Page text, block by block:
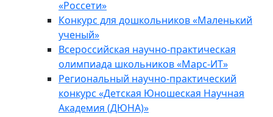
«Россети»
Конкурс для дошкольников «Маленький
ученый»
Всероссийская научно-практическая
олимпиада школьников «Марс-ИТ»
Региональный научно-практический
конкурс «Детская Юношеская Научная
Академия (ДЮНА)»